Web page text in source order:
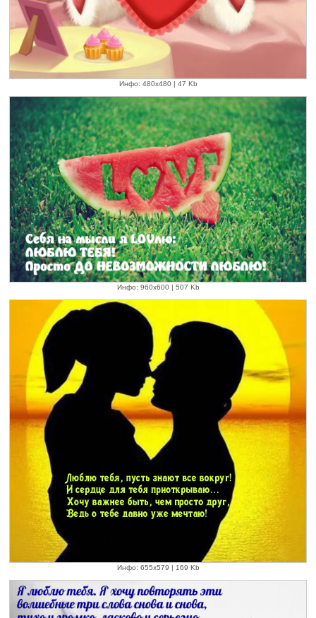
Инфо: 480х480 | 47 Kb
Инфо: 960х600 | 507 Kb
Инфо: 655х579 | 169 Kb